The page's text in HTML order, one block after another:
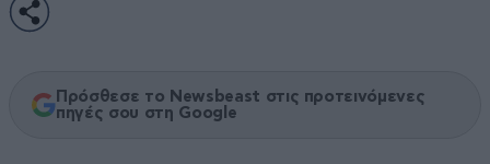
Πρόσθεσε το Newsbeast στις προτεινόμενες
πηγές σου στη Google